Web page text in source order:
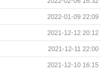
2022-01-09 22:09
2021-12-12 20:12
2021-12-11 22:00
2021-12-10 16:15